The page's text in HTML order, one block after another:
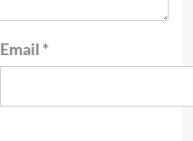
Email *